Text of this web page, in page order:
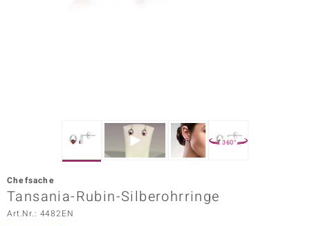
Vogue
360°
Chefsache
Tansania-Rubin-Silberohrringe
Art.Nr.: 4482EN